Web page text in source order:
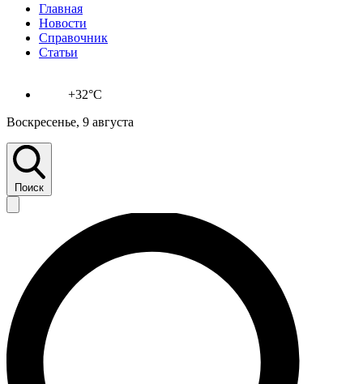
Главная
Новости
Справочник
Статьи
+32°C
Воскресенье, 9 августа
Поиск